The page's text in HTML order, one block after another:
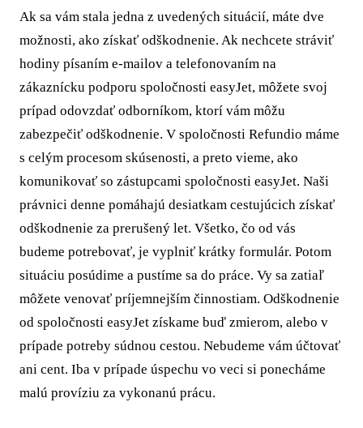
Ak sa vám stala jedna z uvedených situácií, máte dve
možnosti, ako získať odškodnenie. Ak nechcete stráviť
hodiny písaním e-mailov a telefonovaním na
zákaznícku podporu spoločnosti easyJet, môžete svoj
prípad odovzdať odborníkom, ktorí vám môžu
zabezpečiť odškodnenie. V spoločnosti Refundio máme
s celým procesom skúsenosti, a preto vieme, ako
komunikovať so zástupcami spoločnosti easyJet. Naši
právnici denne pomáhajú desiatkam cestujúcich získať
odškodnenie za prerušený let. Všetko, čo od vás
budeme potrebovať, je vyplniť krátky formulár. Potom
situáciu posúdime a pustíme sa do práce. Vy sa zatiaľ
môžete venovať príjemnejším činnostiam. Odškodnenie
od spoločnosti easyJet získame buď zmierom, alebo v
prípade potreby súdnou cestou. Nebudeme vám účtovať
ani cent. Iba v prípade úspechu vo veci si ponecháme
malú províziu za vykonanú prácu.